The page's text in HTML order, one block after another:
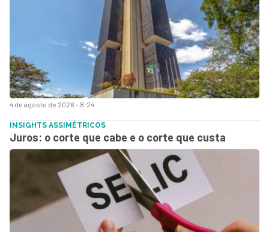
4 de agosto de 2026 - 8:24
INSIGHTS ASSIMÉTRICOS
Juros: o corte que cabe e o corte que custa